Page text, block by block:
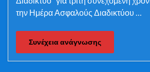
την Ημέρα Ασφαλούς Διαδικτύου …
Συνέχεια ανάγνωσης